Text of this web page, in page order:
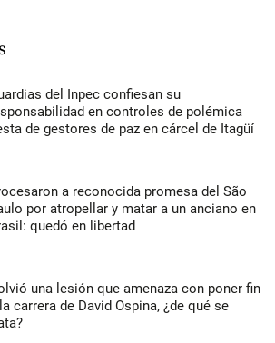
del Inpec confiesan su
en controles de polémica
de gestores de paz en cárcel de Itagüí
a reconocida promesa del São
por atropellar y matar a un anciano en
quedó en libertad
una lesión que amenaza con poner fin
carrera de David Ospina, ¿de qué se